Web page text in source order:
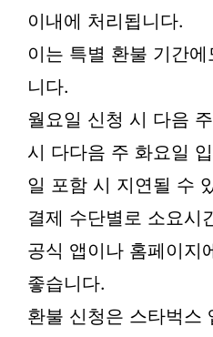
이내에 처리됩니다.
이는 특별 환불 기간
니다.
월요일 신청 시 다음
시 다다음 주 화요일
일 포함 시 지연될 수
결제 수단별로 소요시
공식 앱이나 홈페이지
좋습니다.
환불 신청은 스타벅스